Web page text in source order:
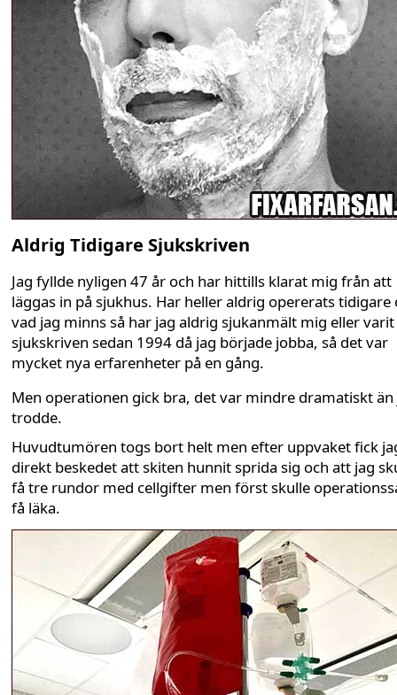
Aldrig Tidigare Sjukskriven
Jag fyllde nyligen 47 år och har hittills klarat mig från att
läggas in på sjukhus. Har heller aldrig opererats tidigare
vad jag minns så har jag aldrig sjukanmält mig eller varit
sjukskriven sedan 1994 då jag började jobba, så det var
mycket nya erfarenheter på en gång.
Men operationen gick bra, det var mindre dramatiskt än
trodde.
Huvudtumören togs bort helt men efter uppvaket fick
direkt beskedet att skiten hunnit sprida sig och att jag
få tre rundor med cellgifter men först skulle
få läka.